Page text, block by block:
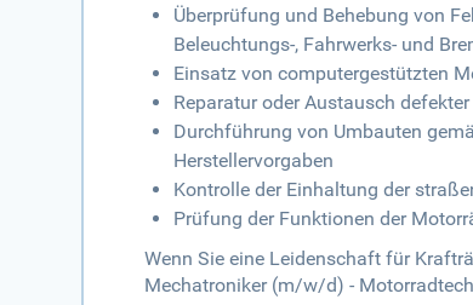
Überprüfung und Behebung von
Beleuchtungs-, Fahrwerks- und
Einsatz von computergestützten
Reparatur oder Austausch defekter
Durchführung von Umbauten
Herstellervorgaben
Kontrolle der Einhaltung der
Prüfung der Funktionen der
Wenn Sie eine Leidenschaft für
Mechatroniker (m/w/d) -